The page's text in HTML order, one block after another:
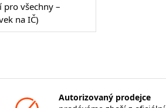
pro všechny –
na IČ)
Autorizovaný prodejce